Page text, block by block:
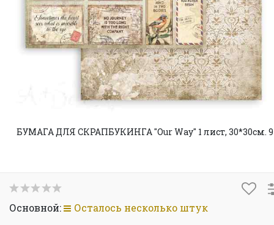
БУМАГА ДЛЯ СКРАПБУКИНГА "Our Way" 1 лист, 30*30см. 9
Основной: Осталось несколько штук